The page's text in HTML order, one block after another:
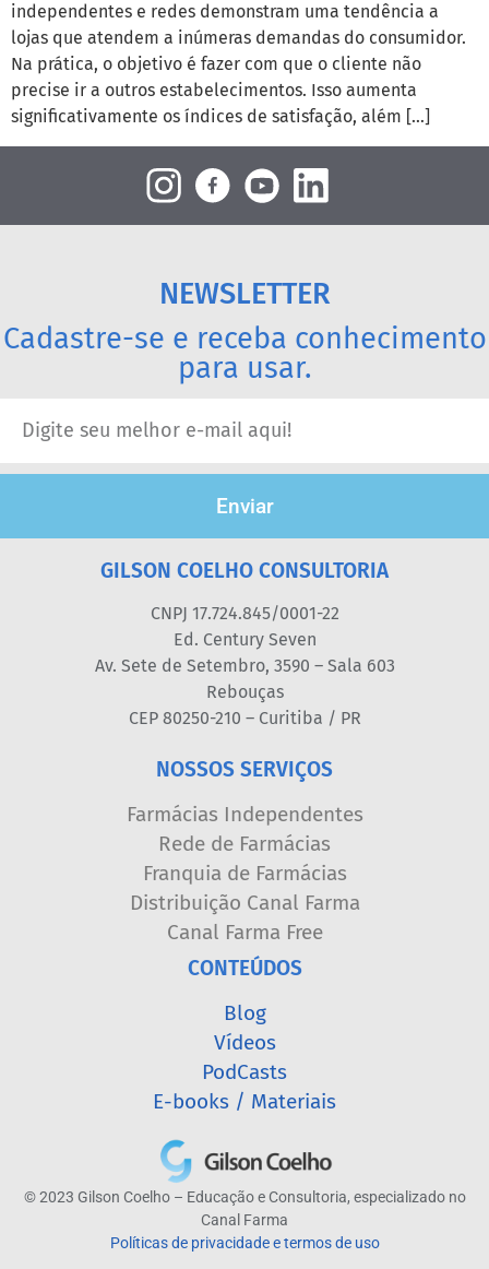
independentes e redes demonstram uma tendência a
lojas que atendem a inúmeras demandas do consumidor.
Na prática, o objetivo é fazer com que o cliente não
precise ir a outros estabelecimentos. Isso aumenta
significativamente os índices de satisfação, além […]
NEWSLETTER
Cadastre-se e receba conhecimento
para usar.
Enviar
GILSON COELHO CONSULTORIA
CNPJ 17.724.845/0001-22
Ed. Century Seven
Av. Sete de Setembro, 3590 – Sala 603
Rebouças
CEP 80250-210 – Curitiba / PR
NOSSOS SERVIÇOS
Farmácias Independentes
Rede de Farmácias
Franquia de Farmácias
Distribuição Canal Farma
Canal Farma Free
CONTEÚDOS
Blog
Vídeos
PodCasts
E-books / Materiais
© 2023 Gilson Coelho – Educação e Consultoria, especializado no
Canal Farma
Políticas de privacidade e termos de uso